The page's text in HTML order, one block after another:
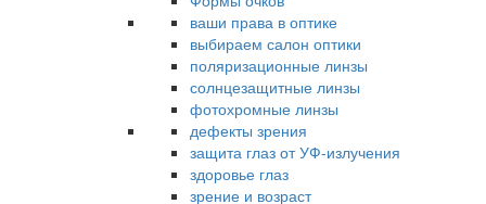
ваши права в оптике
выбираем салон оптики
поляризационные линзы
солнцезащитные линзы
фотохромные линзы
дефекты зрения
защита глаз от УФ-излучения
здоровье глаз
зрение и возраст